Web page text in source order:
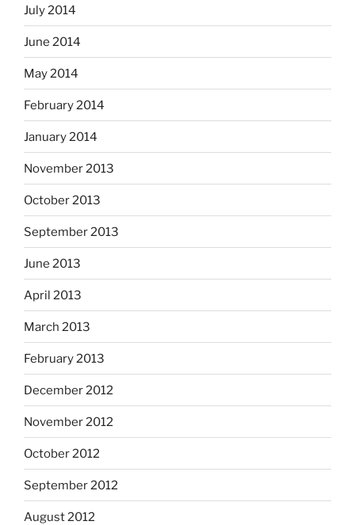
July 2014
June 2014
May 2014
February 2014
January 2014
November 2013
October 2013
September 2013
June 2013
April 2013
March 2013
February 2013
December 2012
November 2012
October 2012
September 2012
August 2012